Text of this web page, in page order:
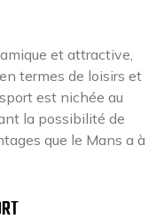
et attractive,
termes de loisirs et
est nichée au
la possibilité de
que le Mans a à